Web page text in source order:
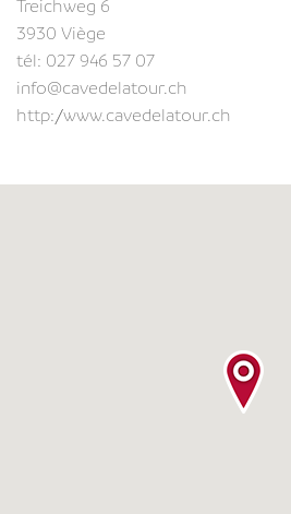
Treichweg 6
3930 Viège
tél: 027 946 57 07
info@cavedelatour.ch
http://www.cavedelatour.ch